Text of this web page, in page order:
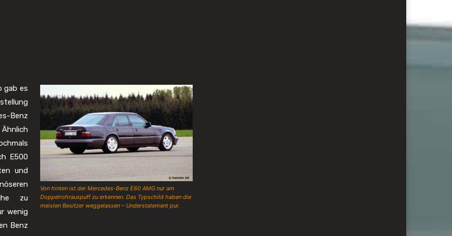
Von hinten ist der Mercedes-Benz E60 AMG nur am
Doppelrohrauspuff zu erkennen. Das Typschild haben die
meisten Besitzer weggelassen – Understatement pur.
gab es
Benz
Ähnlich
E500
und
zu
wenig
Benz